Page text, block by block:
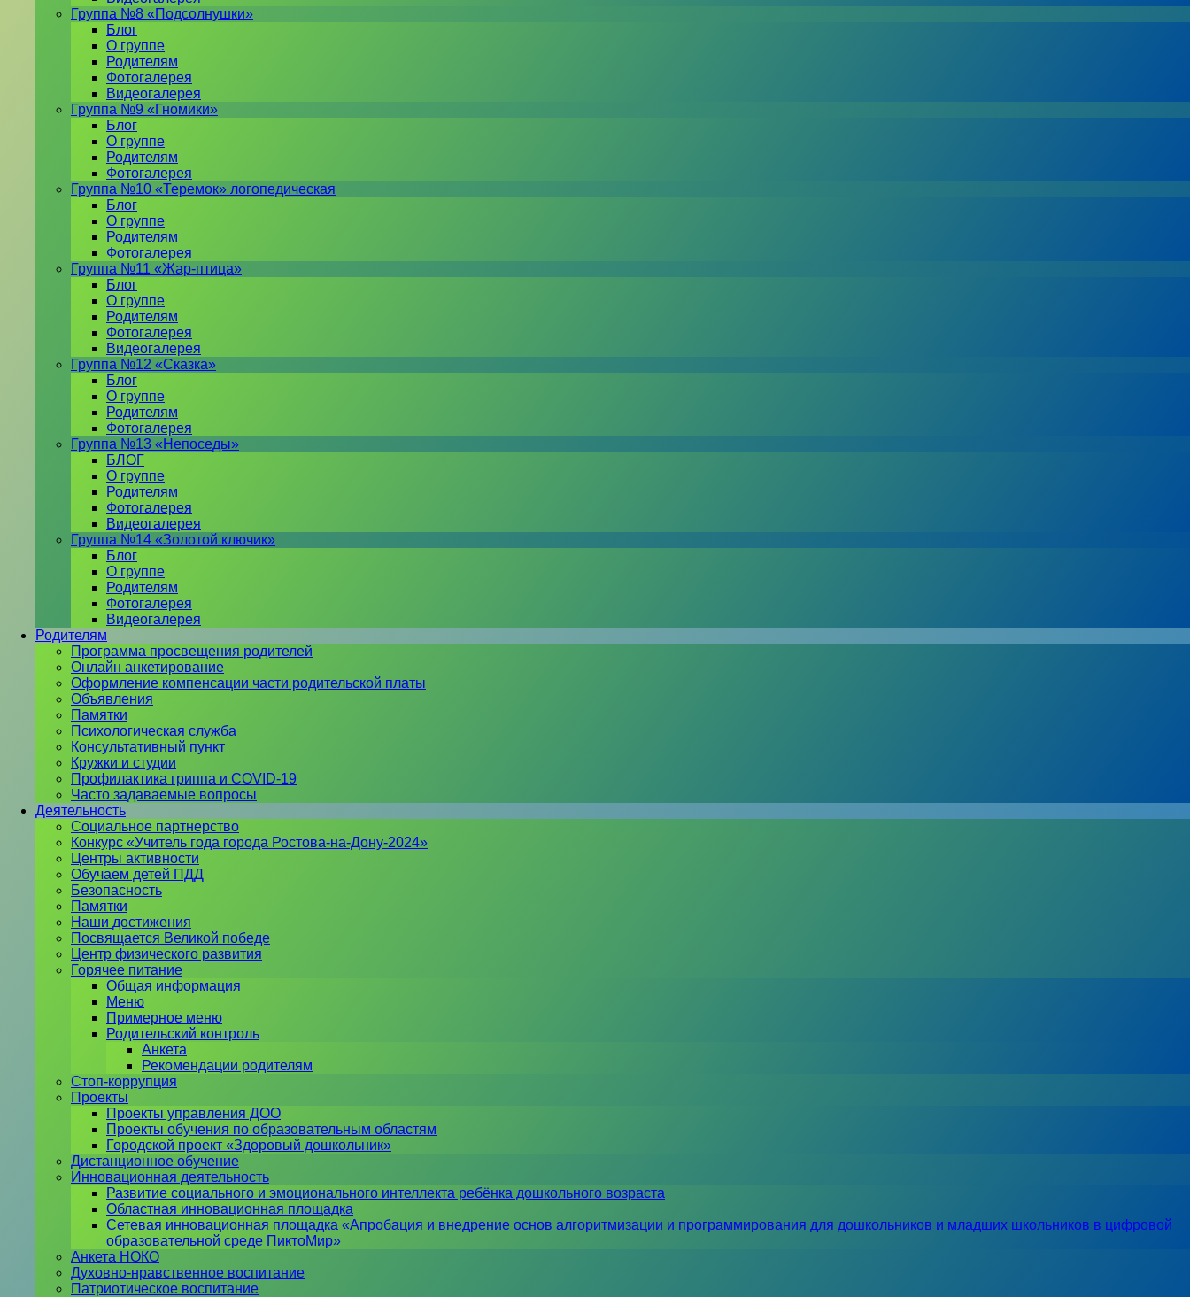
Группа №8 «Подсолнушки»
Блог
О группе
Родителям
Фотогалерея
Видеогалерея
Группа №9 «Гномики»
Блог
О группе
Родителям
Фотогалерея
Группа №10 «Теремок» логопедическая
Блог
О группе
Родителям
Фотогалерея
Группа №11 «Жар-птица»
Блог
О группе
Родителям
Фотогалерея
Видеогалерея
Группа №12 «Сказка»
Блог
О группе
Родителям
Фотогалерея
Группа №13 «Непоседы»
БЛОГ
О группе
Родителям
Фотогалерея
Видеогалерея
Группа №14 «Золотой ключик»
Блог
О группе
Родителям
Фотогалерея
Видеогалерея
Родителям
Программа просвещения родителей
Онлайн анкетирование
Оформление компенсации части родительской платы
Объявления
Памятки
Психологическая служба
Консультативный пункт
Кружки и студии
Профилактика гриппа и COVID-19
Часто задаваемые вопросы
Деятельность
Социальное партнерство
Конкурс «Учитель года города Ростова-на-Дону-2024»
Центры активности
Обучаем детей ПДД
Безопасность
Памятки
Наши достижения
Посвящается Великой победе
Центр физического развития
Горячее питание
Общая информация
Меню
Примерное меню
Родительский контроль
Анкета
Рекомендации родителям
Стоп-коррупция
Проекты
Проекты управления ДОО
Проекты обучения по образовательным областям
Городской проект «Здоровый дошкольник»
Дистанционное обучение
Инновационная деятельность
Развитие социального и эмоционального интеллекта ребёнка дошкольного возраста
Областная инновационная площадка
Сетевая инновационная площадка «Апробация и внедрение основ алгоритмизации и программирования для дошкольников и младших школьников в цифровой
образовательной среде ПиктоМир»
Анкета НОКО
Духовно-нравственное воспитание
Патриотическое воспитание